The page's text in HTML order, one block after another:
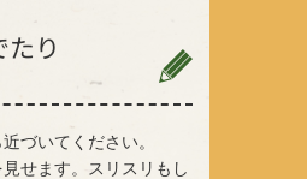
り
づいてください。
せます。スリスリもし